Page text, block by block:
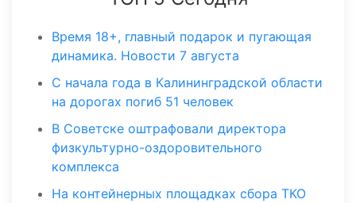
Время 18+, главный подарок и пугающая
динамика. Новости 7 августа
С начала года в Калининградской области
на дорогах погиб 51 человек
В Советске оштрафовали директора
физкультурно-оздоровительного
комплекса
На контейнерных площадках сбора ТКО